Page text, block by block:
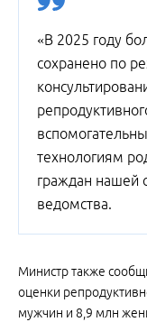
«В 2025 году
сохранено по
технологиям
граждан нашей
ведомства.
Министр также
оценки
мужчин и 8,9 млн